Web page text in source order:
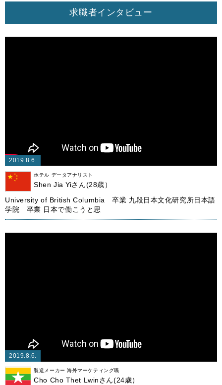
求職者インタビュー
2019.8.6.
ホテル データアナリスト
Shen Jia Yiさん(28歳）
University of British Columbia 卒業 九段日本文化研究所日本語
学院 卒業 日本で働こうと思
2019.8.6.
製造メーカー 海外マーケティング職
Cho Cho Thet Lwinさん(24歳）